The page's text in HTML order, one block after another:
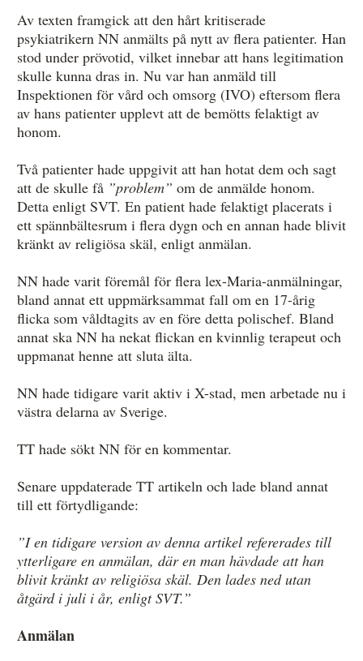
Jobba hos oss!
Pressbilder
Så behandlar vi dina personuppgifter
Av texten framgick att den hårt kritiserade
psykiatrikern NN anmälts på nytt av flera patienter. Han
stod under prövotid, vilket innebar att hans legitimation
skulle kunna dras in. Nu var han anmäld till
Inspektionen för vård och omsorg (IVO) eftersom flera
av hans patienter upplevt att de bemötts felaktigt av
honom.
Två patienter hade uppgivit att han hotat dem och sagt
att de skulle få ”problem” om de anmälde honom.
Detta enligt SVT. En patient hade felaktigt placerats i
ett spännbältesrum i flera dygn och en annan hade blivit
kränkt av religiösa skäl, enligt anmälan.
NN hade varit föremål för flera lex-Maria-anmälningar,
bland annat ett uppmärksammat fall om en 17-årig
flicka som våldtagits av en före detta polischef. Bland
annat ska NN ha nekat flickan en kvinnlig terapeut och
uppmanat henne att sluta älta.
NN hade tidigare varit aktiv i X-stad, men arbetade nu i
västra delarna av Sverige.
TT hade sökt NN för en kommentar.
Senare uppdaterade TT artikeln och lade bland annat
till ett förtydligande:
”I en tidigare version av denna artikel refererades till
ytterligare en anmälan, där en man hävdade att han
blivit kränkt av religiösa skäl. Den lades ned utan
åtgärd i juli i år, enligt SVT.”
Anmälan